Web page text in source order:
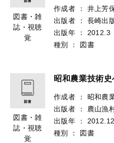
図書・雑
誌・視聴
覚
作成者 ：
井上芳
出版者
：
長崎出
出版年
：
2012.3
種別
： 図書
図書・雑
誌・視聴
覚
昭和農業技術
作成者 ： 昭和農
出版者
：
農山漁
出版年
：
2012.12
種別
： 図書